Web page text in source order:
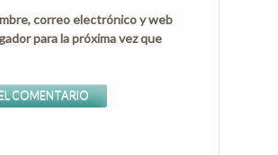
correo electrónico y web
para la próxima vez que